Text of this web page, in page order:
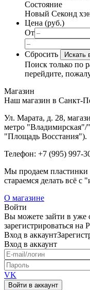
Состояние
Новый Секонд
Цена (руб.)
От
Сбросить Искать
Поиск только по
перейдите,
Магазин
Наш магазин в Санкт-
Ул. Марата, д. 28,
метро "Владимирская"/
"Площадь Восстания").
Телефон: +7 (995) 997-
Мы продаем пластинки
стараемся делать всё
О магазине
Войти
Вы можете зайти в уже
зарегистрироваться на
Вход в аккаунт
Вход в аккаунт
VK
Войти в аккаунт